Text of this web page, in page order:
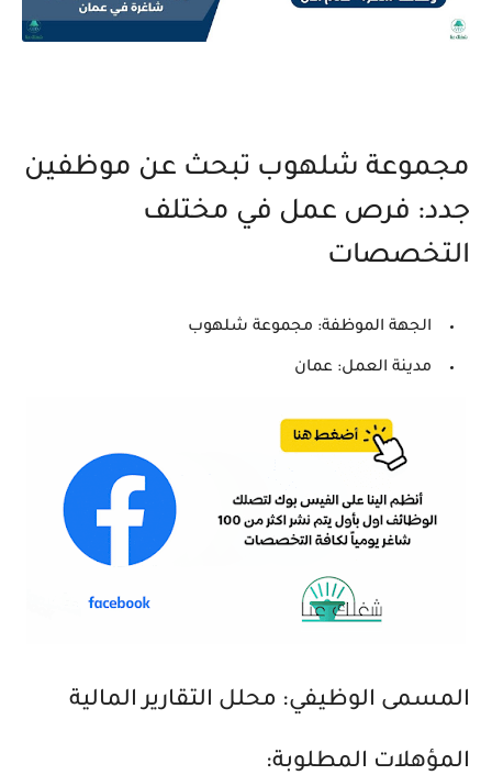
مجموعة شلهوب تبحث عن موظفين
جدد: فرص عمل في مختلف
التخصصات
الجهة الموظفة: مجموعة شلهوب
مدينة العمل: عمان
المسمى الوظيفي: محلل التقارير المالية
المؤهلات المطلوبة: